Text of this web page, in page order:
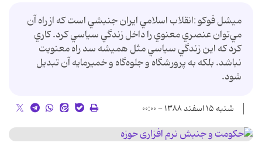
ميشل فوكو :انقلاب اسلامي ايران جنبشي است که از راه آن
مي‌توان عنصري معنوي را داخل زندگي سياسي کرد. کاري
کرد که اين زندگي سياسي مثل هميشه سد راه معنويت
نباشد. بلکه به پرورشگاه و جلوه‌گاه و خميرمايه آن تبديل
شود.
شنبه ۱۵ اسفند ۱۳۸۸ - ۰۰:۰۰